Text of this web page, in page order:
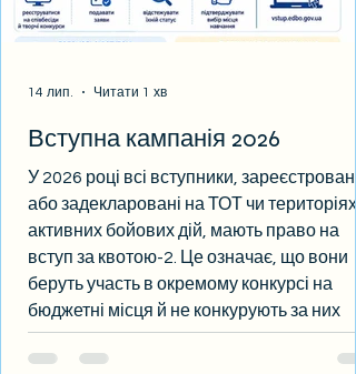
Вступна кампанія 2026
У 2026 році всі вступники, зареєстровані
або задекларовані на ТОТ чи територіях
активних бойових дій, мають право на
вступ за квотою-2. Це означає, що вони
беруть участь в окремому конкурсі на
бюджетні місця й не конкурують за них
разом з іншими вступниками. Хто
за результатами НМТ? Якщо ви виїхали
14 лип. Читати 1 хв